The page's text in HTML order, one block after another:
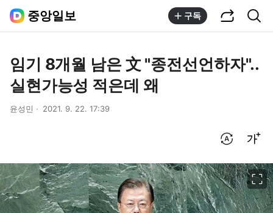
중앙일보 구독
임기 8개월 남은 文 "종전선언하자"..
실현가능성 적은데 왜
윤성민 2021. 9. 22. 17:39